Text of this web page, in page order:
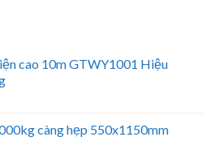
cao 10m GTWY1001 Hiệu
càng hẹp 550x1150mm